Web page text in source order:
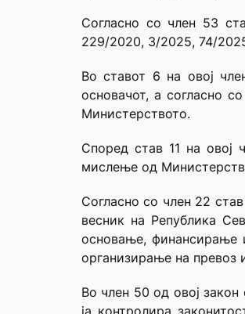
Согласно со член 53
229/2020, 3/2025, 74/
Во ставот 6 на овој
основачот, a согласно
Министерството.
Според став 11 на овој
мислење од
Согласно со член 22
весник на Република
основање, финансирање
организирање на превоз
Во член 50 од овој закон